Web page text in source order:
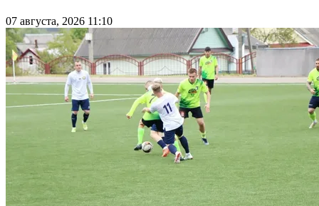
07 августа, 2026 11:10